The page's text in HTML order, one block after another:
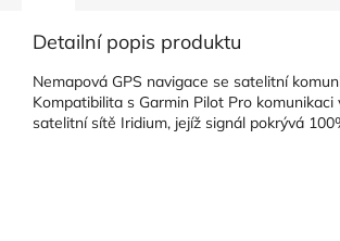
Detailní popis produktu
Nemapová GPS navigace se satelitní
Kompatibilita s Garmin Pilot Pro komunikaci
satelitní sítě Iridium, jejíž signál pokrývá